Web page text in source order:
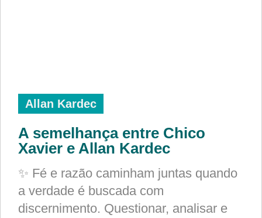
Allan Kardec
A semelhança entre Chico
Xavier e Allan Kardec
✨ Fé e razão caminham juntas quando
a verdade é buscada com
discernimento. Questionar, analisar e